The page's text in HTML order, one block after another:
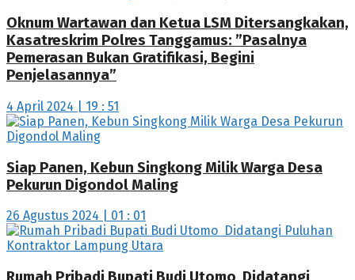
Oknum Wartawan dan Ketua LSM Ditersangkakan,
Kasatreskrim Polres Tanggamus: ”Pasalnya
Pemerasan Bukan Gratifikasi, Begini
Penjelasannya”
4 April 2024 | 19 : 51
Siap Panen, Kebun Singkong Milik Warga Desa
Pekurun Digondol Maling
26 Agustus 2024 | 01 : 01